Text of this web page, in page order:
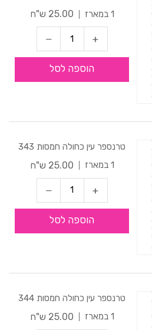
1 במארז
25.00 ש"ח
הוספה לסל
טרנספר עין כחולה חמסות 343
1 במארז
25.00 ש"ח
הוספה לסל
טרנספר עין כחולה חמסות 344
1 במארז
25.00 ש"ח